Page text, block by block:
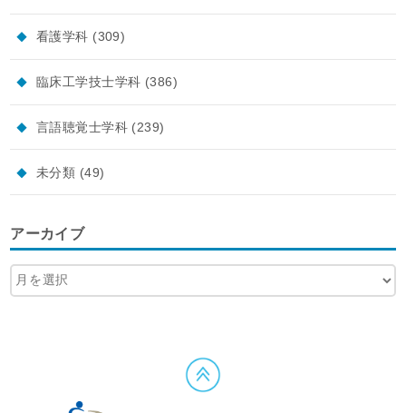
看護学科 (309)
臨床工学技士学科 (386)
言語聴覚士学科 (239)
未分類 (49)
アーカイブ